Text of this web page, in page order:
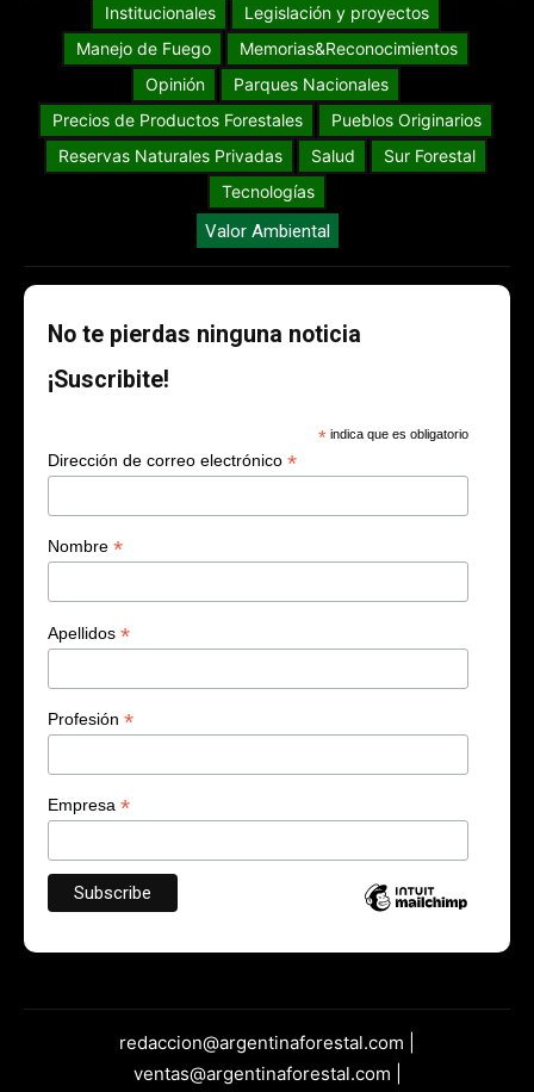
Institucionales
Legislación y proyectos
Manejo de Fuego
Memorias&Reconocimientos
Opinión
Parques Nacionales
Precios de Productos Forestales
Pueblos Originarios
Reservas Naturales Privadas
Salud
Sur Forestal
Tecnologías
Valor Ambiental
No te pierdas ninguna noticia
¡Suscribite!
* indica que es obligatorio
Dirección de correo electrónico *
Nombre *
Apellidos *
Profesión *
Empresa *
redaccion@argentinaforestal.com |
ventas@argentinaforestal.com |